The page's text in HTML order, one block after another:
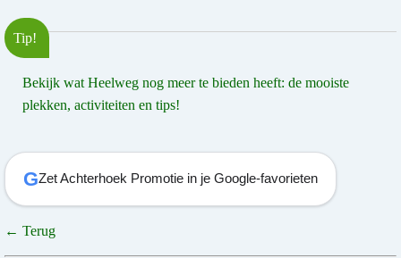
Tip!
Bekijk wat Heelweg nog meer te bieden heeft: de mooiste
plekken, activiteiten en tips!
GZet Achterhoek Promotie in je Google-favorieten
← Terug